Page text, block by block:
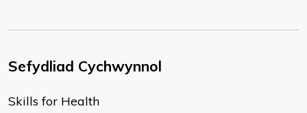
Sefydliad Cychwynnol
Skills for Health